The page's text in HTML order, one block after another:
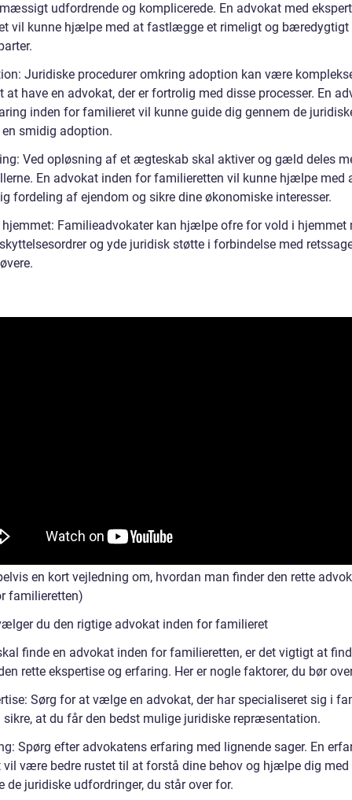
udfordrende og komplicerede. En advokat med
vil kunne hjælpe med at fastlægge et rimeligt og bæredygtigt
Juridiske procedurer omkring adoption kan være
at have en advokat, der er fortrolig med disse processer. En
inden for familieret vil kunne guide dig gennem de
smidig adoption.
Ved opløsning af et ægteskab skal aktiver og gæld deles
En advokat inden for familieretten vil kunne hjælpe med
fordeling af ejendom og sikre dine økonomiske interesser.
Familieadvokater kan hjælpe ofre for vold i hjemmet
og yde juridisk støtte i forbindelse med
en kort vejledning om, hvordan man finder den rette
familieretten)
du den rigtige advokat inden for familieret
finde en advokat inden for familieretten, er det vigtigt at
rette ekspertise og erfaring. Her er nogle faktorer, du bør
Sørg for at vælge en advokat, der har specialiseret sig i
sikre, at du får den bedst mulige juridiske repræsentation.
Spørg efter advokatens erfaring med lignende sager. En
vil være bedre rustet til at forstå dine behov og hjælpe dig med
de juridiske udfordringer, du står over for.